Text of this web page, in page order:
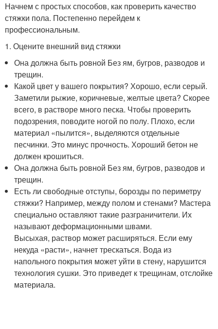
Начнем с простых способов, как проверить качество
стяжки пола. Постепенно перейдем к
профессиональным.
1. Оцените внешний вид стяжки
Она должна быть ровной Без ям, бугров, разводов и
трещин.
Какой цвет у вашего покрытия? Хорошо, если серый.
Заметили рыжие, коричневые, желтые цвета? Скорее
всего, в растворе много песка. Чтобы проверить
подозрения, поводите ногой по полу. Плохо, если
материал «пылится», выделяются отдельные
песчинки. Это минус прочность. Хороший бетон не
должен крошиться.
Она должна быть ровной Без ям, бугров, разводов и
трещин.
Есть ли свободные отступы, борозды по периметру
стяжки? Например, между полом и стенами? Мастера
специально оставляют такие разграничители. Их
называют деформационными швами.
Высыхая, раствор может расширяться. Если ему
некуда «расти», начнет трескаться. Вода из
напольного покрытия может уйти в стену, нарушится
технология сушки. Это приведет к трещинам, отслойке
материала.